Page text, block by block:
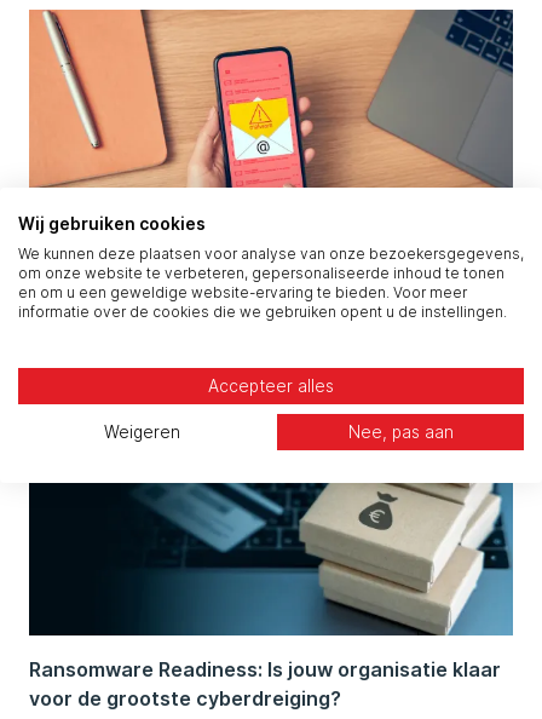
Laat indringers niet binnen via jouw medewerkers
Ransomware Readiness: Is jouw organisatie klaar
voor de grootste cyberdreiging?
Wij gebruiken cookies
We kunnen deze plaatsen voor analyse van onze bezoekersgegevens,
om onze website te verbeteren, gepersonaliseerde inhoud te tonen
en om u een geweldige website-ervaring te bieden. Voor meer
informatie over de cookies die we gebruiken opent u de instellingen.
Accepteer alles
Weigeren Nee, pas aan